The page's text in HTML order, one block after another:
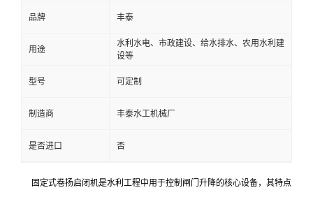
品牌 丰泰
用途
水利水电、市政建设、给水排水、农用水利建
设等
型号 可定制
制造商 丰泰水工机械厂
是否进口 否
固定式卷扬启闭机是水利工程中用于控制闸门升降的核心设备，其特点